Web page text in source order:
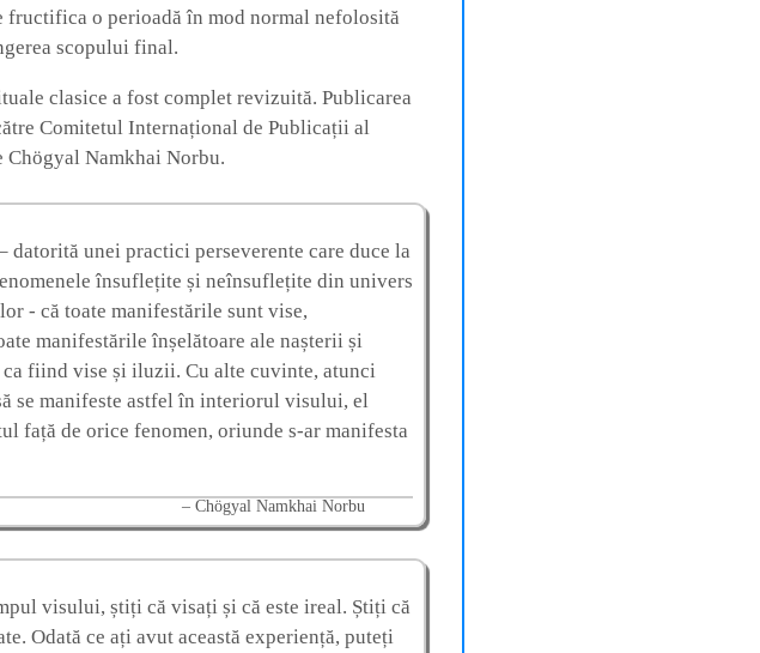
fructifica o perioadă în mod normal nefolosită
scopului final.
clasice a fost complet revizuită. Publicarea
Comitetul Internațional de Publicații al
Namkhai Norbu.
unei practici perseverente care duce la
însuflețite și neînsuflețite din univers
- că toate manifestările sunt vise,
manifestările înșelătoare ale nașterii și
fiind vise și iluzii. Cu alte cuvinte, atunci
se manifeste astfel în interiorul visului, el
față de orice fenomen, oriunde s-ar manifesta
Chögyal Namkhai Norbu
visului, știți că visați și că este ireal. Știți că
Odată ce ați avut această experiență, puteți